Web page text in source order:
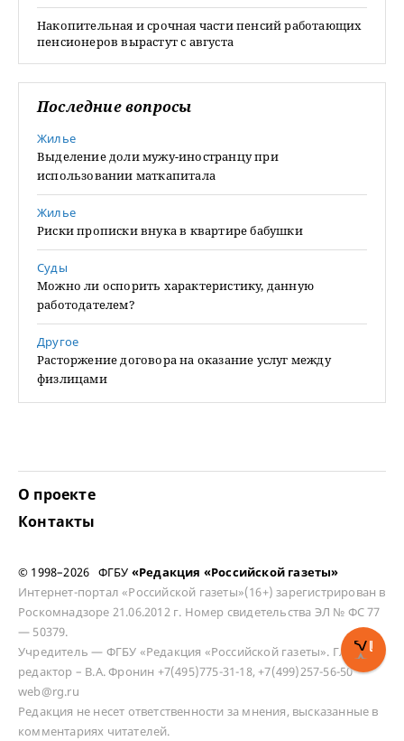
Накопительная и срочная части пенсий работающих
пенсионеров вырастут с августа
Последние вопросы
Жилье
Выделение доли мужу-иностранцу при
использовании маткапитала
Жилье
Риски прописки внука в квартире бабушки
Суды
Можно ли оспорить характеристику, данную
работодателем?
Другое
Расторжение договора на оказание услуг между
физлицами
О проекте
Контакты
© 1998–2026 ФГБУ «Редакция «Российской газеты»
Интернет-портал «Российской газеты»(16+) зарегистрирован в
Роскомнадзоре 21.06.2012 г. Номер свидетельства ЭЛ № ФС 77
— 50379.
Учредитель — ФГБУ «Редакция «Российской газеты». Главный
редактор – В.А. Фронин +7(495)775-31-18, +7(499)257-56-50
web@rg.ru
Редакция не несет ответственности за мнения, высказанные в
комментариях читателей.